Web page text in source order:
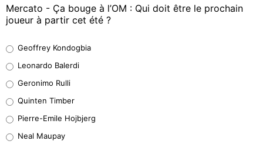
Mercato - Ça bouge à l’OM : Qui doit être le prochain
joueur à partir cet été ?
38%
32%
5%
Geoffrey Kondogbia
Leonardo Balerdi
Geronimo Rulli
Quinten Timber
Pierre-Emile Hojbjerg
Neal Maupay